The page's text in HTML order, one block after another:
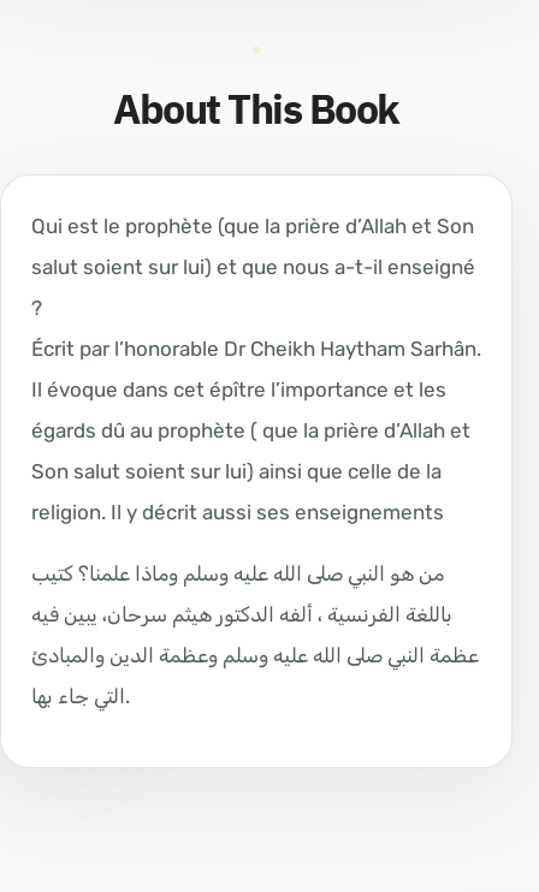
About This Book
Qui est le prophète (que la prière d’Allah et Son
salut soient sur lui) et que nous a-t-il enseigné
?
Écrit par l’honorable Dr Cheikh Haytham Sarhân.
Il évoque dans cet épître l’importance et les
égards dû au prophète ( que la prière d’Allah et
Son salut soient sur lui) ainsi que celle de la
religion. Il y décrit aussi ses enseignements
من هو النبي صلى الله عليه وسلم وماذا علمنا؟ كتيب
باللغة الفرنسية ، ألفه الدكتور هيثم سرحان، يبين فيه
عظمة النبي صلى الله عليه وسلم وعظمة الدين والمبادئ
التي جاء بها.